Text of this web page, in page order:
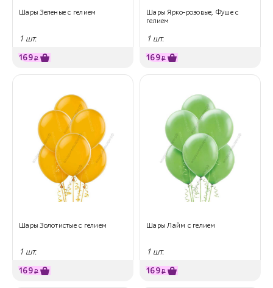
Шары Зеленые с гелием
1 шт.
169₽
Шары Ярко-розовые, Фуше с
гелием
1 шт.
169₽
Шары Золотистые с гелием
1 шт.
169₽
Шары Лайм с гелием
1 шт.
169₽